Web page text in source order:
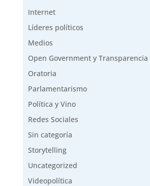
Internet
Líderes políticos
Medios
Open Government y Transparencia
Oratoria
Parlamentarismo
Política y Vino
Redes Sociales
Sin categoría
Storytelling
Uncategorized
Videopolítica